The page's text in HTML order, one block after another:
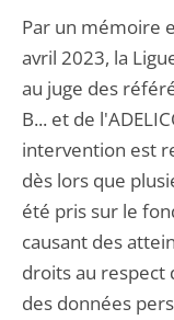
Par un mémoire
avril 2023, la
au juge des
B... et de
intervention est
dès lors que
été pris sur le
causant des
droits au respect
des données